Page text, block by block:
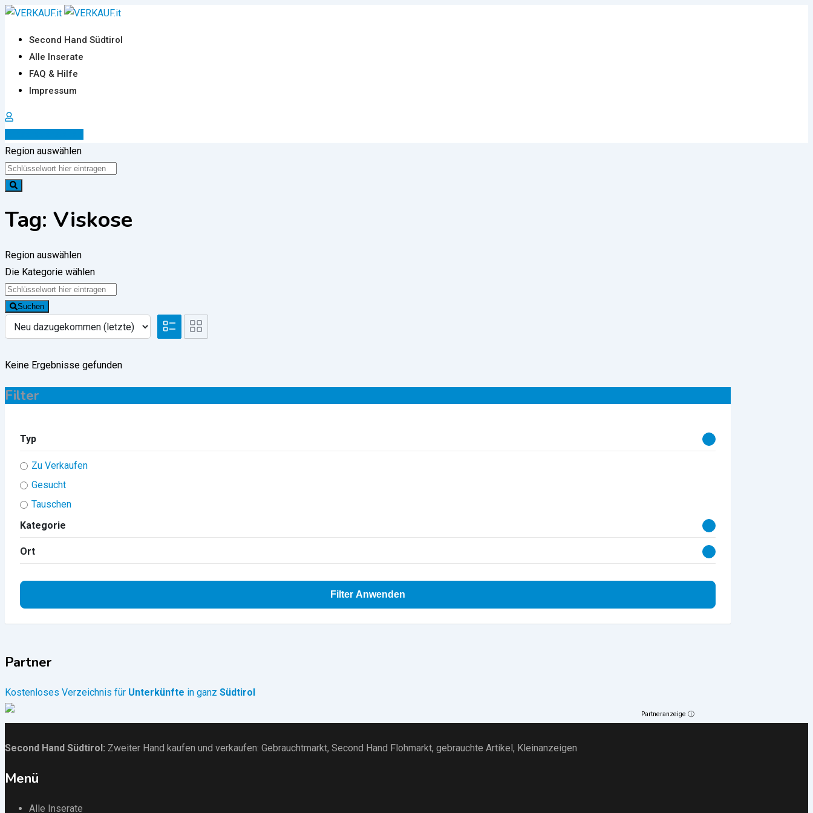
Zum
springen
Second Hand Südtirol
Alle Inserate
FAQ & Hilfe
Impressum
Region auswählen
Tag: Viskose
Region auswählen
Die Kategorie wählen
Suchen
Keine Ergebnisse gefunden
Filter
Typ
Zu Verkaufen
Gesucht
Tauschen
Kategorie
Ort
Filter Anwenden
Partner
Kostenloses Verzeichnis für Unterkünfte in ganz Südtirol
Partneranzeige ⓘ
Second Hand Südtirol : Zweiter Hand kaufen und verkaufen: Gebrauchtmarkt, Second Hand Flohmarkt, gebrauchte Artikel , Kleinanzeigen
Menü
Alle Inserate